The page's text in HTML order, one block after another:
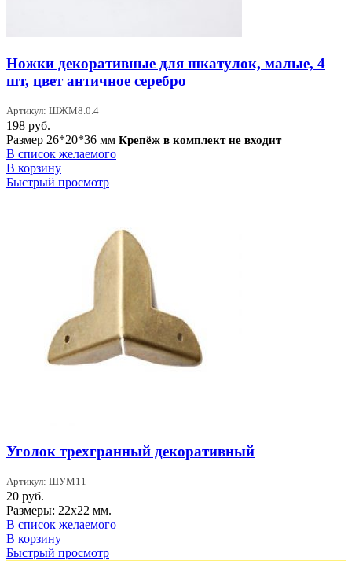
Ножки декоративные для шкатулок, малые, 4
шт, цвет античное серебро
Артикул: ШЖМ8.0.4
198 руб.
Размер 26*20*36 мм Крепёж в комплект не входит
В список желаемого
В корзину
Быстрый просмотр
Уголок трехгранный декоративный
Артикул: ШУМ11
20 руб.
Размеры: 22х22 мм.
В список желаемого
В корзину
Быстрый просмотр